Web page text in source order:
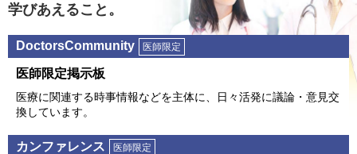
学びあえること。
DoctorsCommunity 医師限定
医師限定掲⽰板
医療に関連する時事情報などを主体に、⽇々活発に議論・意⾒交
換しています。
カンファレンス 医師限定